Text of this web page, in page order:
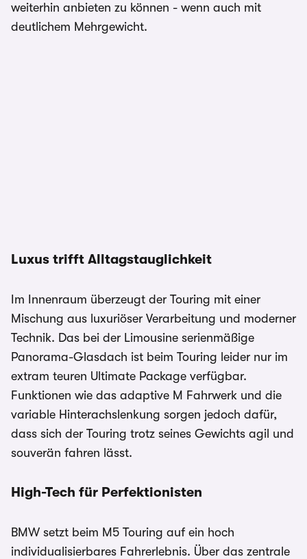
weiterhin anbieten zu können - wenn auch mit
deutlichem Mehrgewicht.
Luxus trifft Alltagstauglichkeit
Im Innenraum überzeugt der Touring mit einer
Mischung aus luxuriöser Verarbeitung und moderner
Technik. Das bei der Limousine serienmäßige
Panorama-Glasdach ist beim Touring leider nur im
extram teuren Ultimate Package verfügbar.
Funktionen wie das adaptive M Fahrwerk und die
variable Hinterachslenkung sorgen jedoch dafür,
dass sich der Touring trotz seines Gewichts agil und
souverän fahren lässt.
High-Tech für Perfektionisten
BMW setzt beim M5 Touring auf ein hoch
individualisierbares Fahrerlebnis. Über das zentrale